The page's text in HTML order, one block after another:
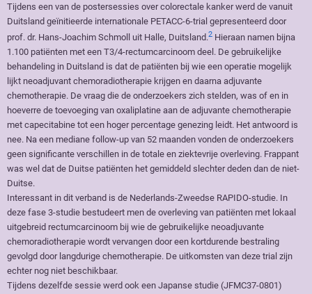
Tijdens een van de postersessies over colorectale kanker werd de vanuit
Duitsland geïnitieerde internationale PETACC-6-trial gepresenteerd door
prof. dr. Hans-Joachim Schmoll uit Halle, Duitsland.2 Hieraan namen bijna
1.100 patiënten met een T3/4-rectumcarcinoom deel. De gebruikelijke
behandeling in Duitsland is dat de patiënten bij wie een operatie mogelijk
lijkt neoadjuvant chemoradiotherapie krijgen en daarna adjuvante
chemotherapie. De vraag die de onderzoekers zich stelden, was of en in
hoeverre de toevoeging van oxaliplatine aan de adjuvante chemotherapie
met capecitabine tot een hoger percentage genezing leidt. Het antwoord is
nee. Na een mediane follow-up van 52 maanden vonden de onderzoekers
geen significante verschillen in de totale en ziektevrije overleving. Frappant
was wel dat de Duitse patiënten het gemiddeld slechter deden dan de niet-
Duitse.
Interessant in dit verband is de Nederlands-Zweedse RAPIDO-studie. In
deze fase 3-studie bestudeert men de overleving van patiënten met lokaal
uitgebreid rectumcarcinoom bij wie de gebruikelijke neoadjuvante
chemoradiotherapie wordt vervangen door een kortdurende bestraling
gevolgd door langdurige chemotherapie. De uitkomsten van deze trial zijn
echter nog niet beschikbaar.
Tijdens dezelfde sessie werd ook een Japanse studie (JFMC37-0801)